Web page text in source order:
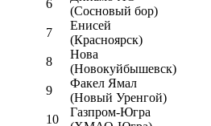
6
(Сосновый бор)
7
Енисей
(Красноярск)
8
Нова
(Новокуйбышевск)
9
Факел Ямал
(Новый Уренгой)
10
Газпром-Югра